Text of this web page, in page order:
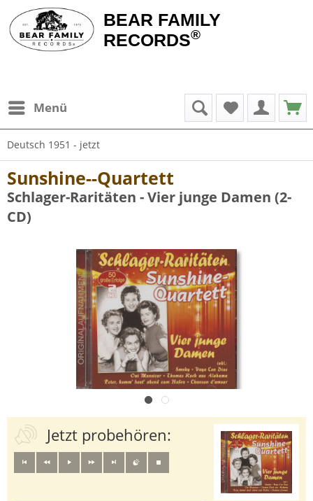
BEAR FAMILY
RECORDS®
Menü
Deutsch 1951 - jetzt
Sunshine--Quartett
Schlager-Raritäten - Vier junge Damen (2-
CD)
Jetzt probehören: